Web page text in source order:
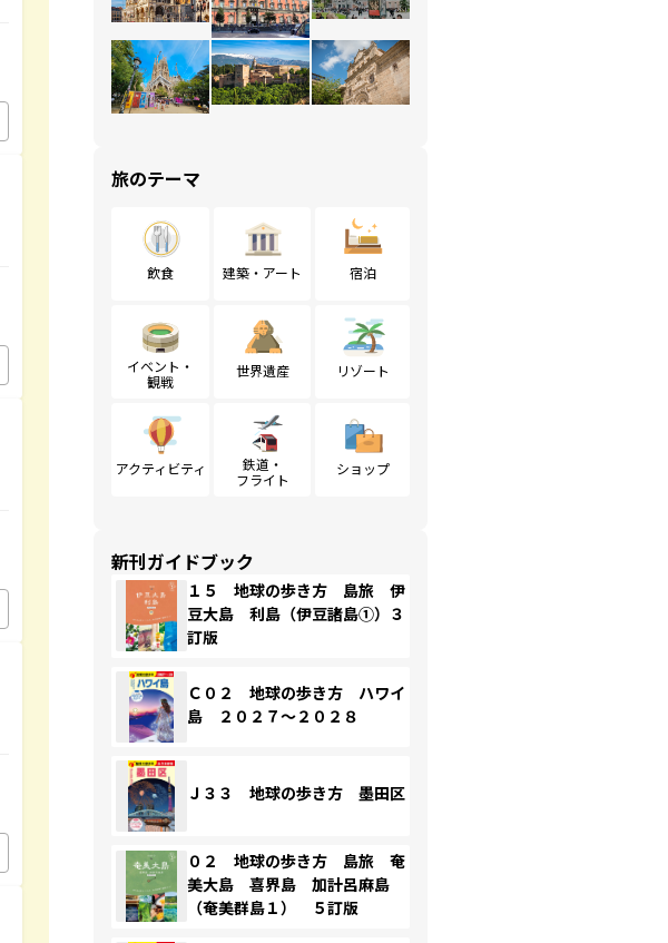
旅のテーマ
飲食 建築・アート 宿泊
イベント・
観戦
世界遺産 リゾート
アクティビティ
鉄道・
フライト
ショップ
新刊ガイドブック
１５ 地球の歩き方 島旅 伊
豆大島 利島（伊豆諸島①）３
訂版
Ｃ０２ 地球の歩き方 ハワイ
島 ２０２７～２０２８
Ｊ３３ 地球の歩き方 墨田区
０２ 地球の歩き方 島旅 奄
美大島 喜界島 加計呂麻島
（奄美群島１） ５訂版